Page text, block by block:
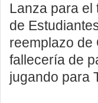
Lanza para el
de
reemplazo de
fallecería de
jugando para